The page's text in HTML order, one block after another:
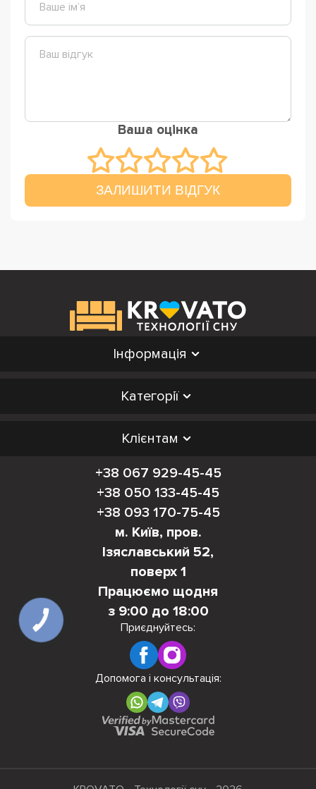
Ваша оцінка
ЗАЛИШИТИ ВІДГУК
Інформація
Категорії
Клієнтам
+38 067 929-45-45
+38 050 133-45-45
+38 093 170-75-45
м. Київ, пров.
Ізяславський 52,
поверх 1
Працюємо щодня
з 9:00 до 18:00
Приєднуйтесь:
Допомога і консультація:
КНОПКА
ЗВ'ЯЗКУ